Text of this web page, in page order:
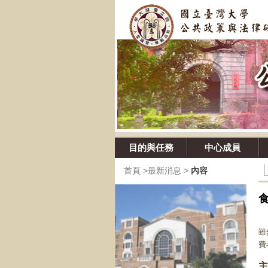
目的與任務 中心成員
首頁 >最新消息 > 內容
雖
費